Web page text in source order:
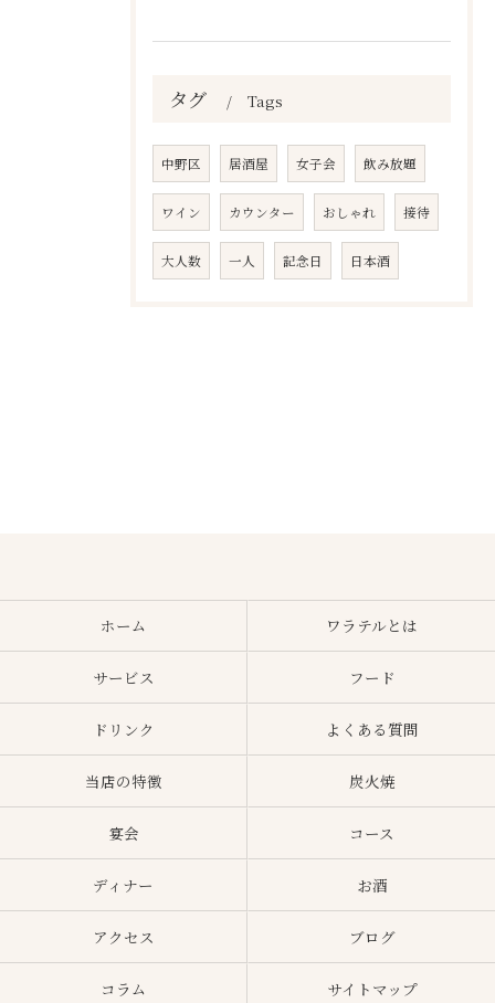
タグ Tags
中野区 居酒屋 女子会 飲み放題
ワイン カウンター おしゃれ 接待
大人数 一人 記念日 日本酒
ホーム ワラテルとは
サービス フード
ドリンク よくある質問
当店の特徴 炭火焼
宴会 コース
ディナー お酒
アクセス ブログ
コラム サイトマップ